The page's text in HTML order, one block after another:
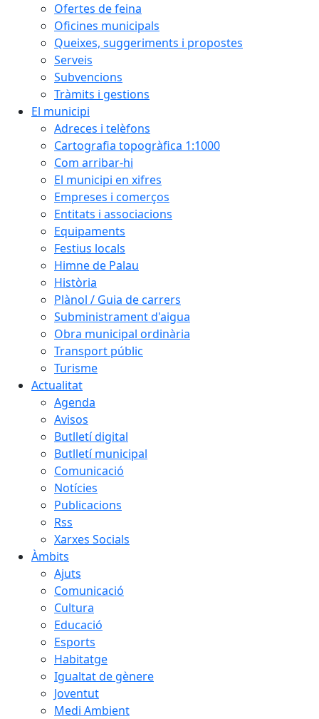
Ofertes de feina
Oficines municipals
Queixes, suggeriments i propostes
Serveis
Subvencions
Tràmits i gestions
El municipi
Adreces i telèfons
Cartografia topogràfica 1:1000
Com arribar-hi
El municipi en xifres
Empreses i comerços
Entitats i associacions
Equipaments
Festius locals
Himne de Palau
Història
Plànol / Guia de carrers
Subministrament d'aigua
Obra municipal ordinària
Transport públic
Turisme
Actualitat
Agenda
Avisos
Butlletí digital
Butlletí municipal
Comunicació
Notícies
Publicacions
Rss
Xarxes Socials
Àmbits
Ajuts
Comunicació
Cultura
Educació
Esports
Habitatge
Igualtat de gènere
Joventut
Medi Ambient